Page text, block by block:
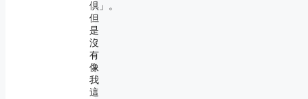
倶」。
但
是
沒
有
像
我
這